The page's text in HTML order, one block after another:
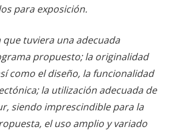
para exposición.
tuviera una adecuada
propuesto; la originalidad
como el diseño, la funcionalidad
la utilización adecuada de
siendo imprescindible para la
el uso amplio y variado